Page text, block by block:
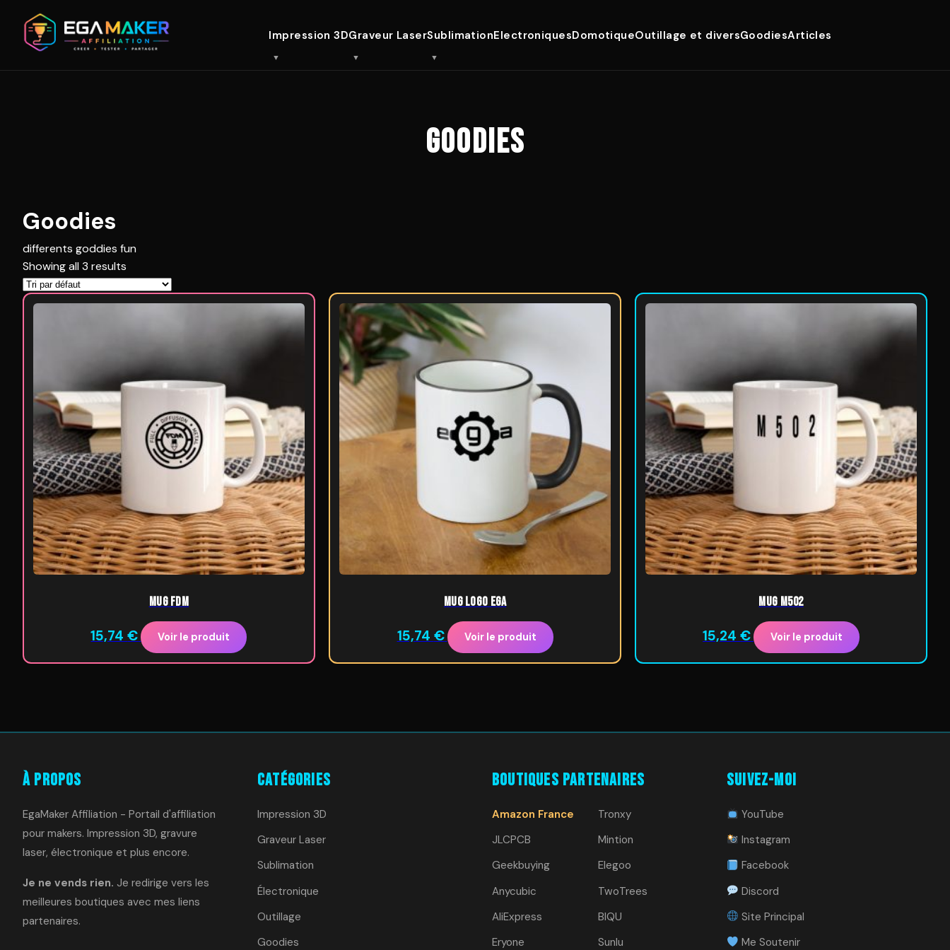
Impression 3DGraveur LaserSublimationElectroniquesDomotiqueOutillage et diversGoodiesArticles
GOODIES
Goodies
differents goddies fun
Showing all 3 results
Mug FDM
15,74€ Voir le produit
Mug logo Ega
15,74 € Voir le produit
Mug M502
15,24€ Voir le produit
À Propos
EgaMaker Affiliation - Portail d'affiliation
pour makers. Impression 3D, gravure
laser, électronique et plus encore.
Je ne vends rien. Je redirige vers les
meilleures boutiques avec mes liens
partenaires.
Catégories
Impression 3D
Graveur Laser
Sublimation
Électronique
Outillage
Goodies
Boutiques Partenaires
Amazon France
JLCPCB
Geekbuying
Anycubic
AliExpress
Eryone
Tronxy
Mintion
Elegoo
TwoTrees
BIQU
Sunlu
Suivez-moi
YouTube
Instagram
Facebook
Discord
Site Principal
Me Soutenir